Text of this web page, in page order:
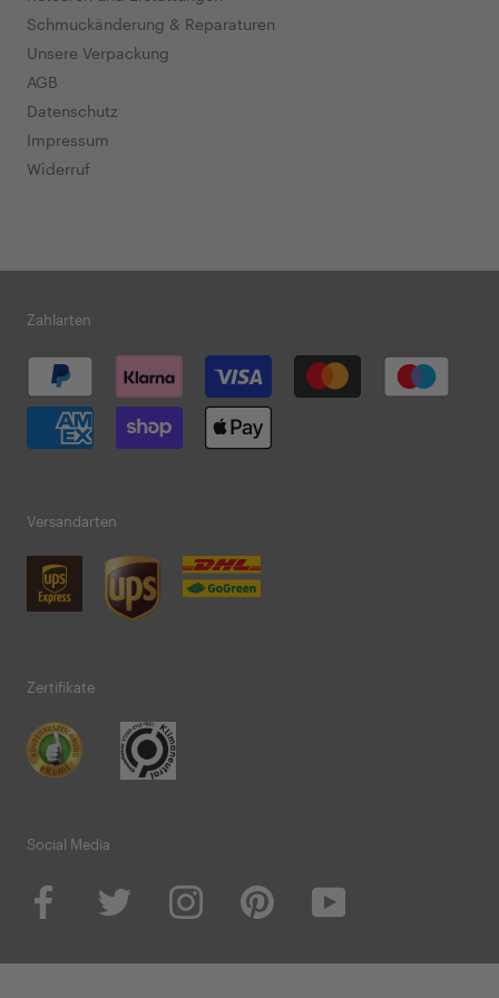
Schmuckänderung & Reparaturen
Unsere Verpackung
AGB
Datenschutz
Impressum
Widerruf
Zahlarten
Versandarten
Zertifikate
Social Media